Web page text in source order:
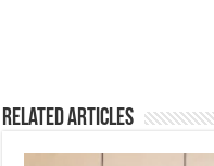
Related Articles